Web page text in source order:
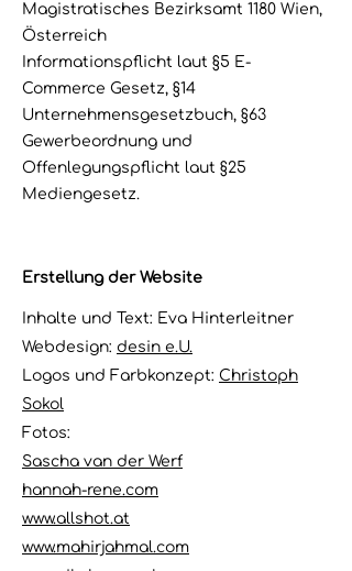
Magistratisches Bezirksamt 1180 Wien,
Österreich
Informationspflicht laut §5 E-
Commerce Gesetz, §14
Unternehmensgesetzbuch, §63
Gewerbeordnung und
Offenlegungspflicht laut §25
Mediengesetz.
Erstellung der Website
Inhalte und Text: Eva Hinterleitner
Webdesign: desin e.U.
Logos und Farbkonzept: Christoph
Sokol
Fotos:
Sascha van der Werf
hannah-rene.com
www.allshot.at
www.mahirjahmal.com